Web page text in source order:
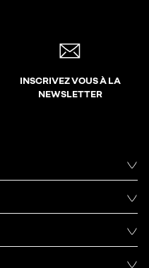
INSCRIVEZ VOUS À LA
NEWSLETTER